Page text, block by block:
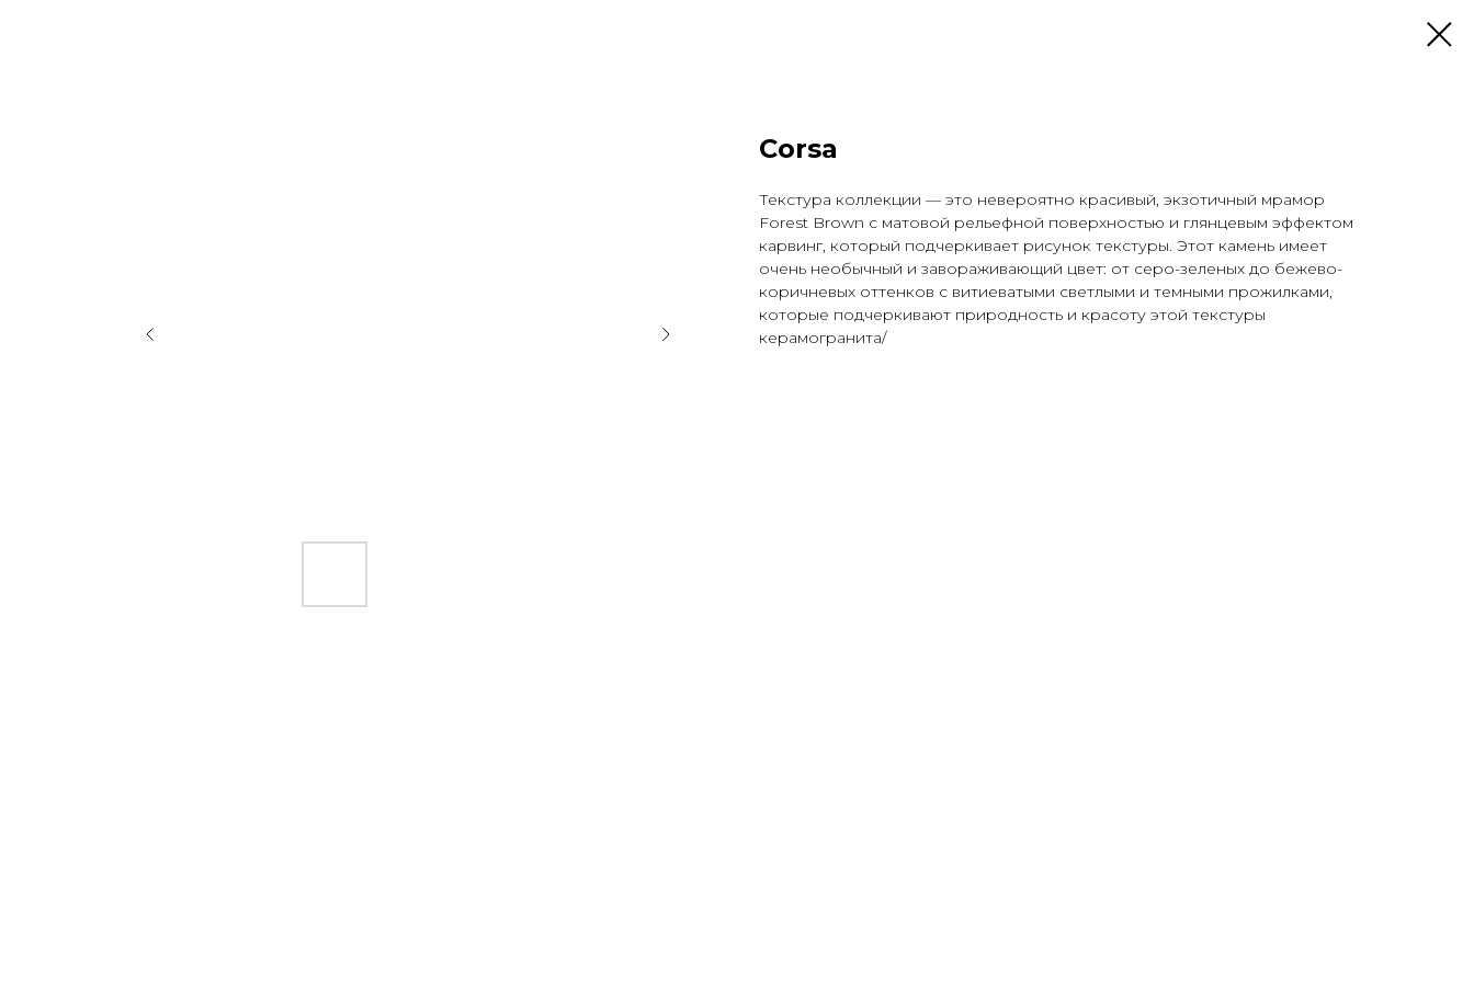
Corsa
Текстура коллекции — это невероятно красивый, экзотичный мрамор
Forest Brown с матовой рельефной поверхностью и глянцевым эффектом
карвинг, который подчеркивает рисунок текстуры. Этот камень имеет
очень необычный и завораживающий цвет: от серо-зеленых до бежево-
коричневых оттенков с витиеватыми светлыми и темными прожилками,
которые подчеркивают природность и красоту этой текстуры
керамогранита/